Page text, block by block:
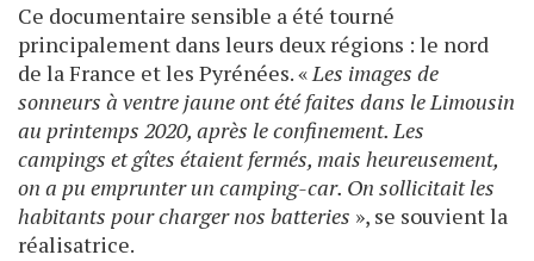
Ce documentaire sensible a été tourné
principalement dans leurs deux régions : le nord
de la France et les Pyrénées. «Les images de
sonneurs à ventre jaune ont été faites dans le Limousin
au printemps 2020, après le confinement. Les
campings et gîtes étaient fermés, mais heureusement,
on a pu emprunter un camping-car. On sollicitait les
habitants pour charger nos batteries », se souvient la
réalisatrice.